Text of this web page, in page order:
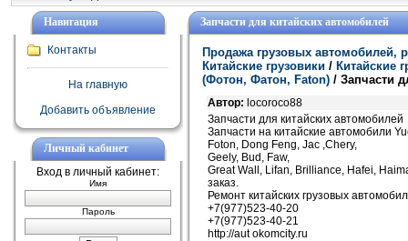
Навигация
Контакты
На главную
Добавить объявление
Личный кабинет
Вход в личный кабинет:
Имя
Пароль
Запчасти для китайских автомобилей
Продажа грузовых автомобилей,
Китайские грузовики / Китайские
(Фотон, Фатон, Faton) / Запчасти
Автор: locoroco88
Запчасти для китайских автомобилей
Запчасти на китайские автомобили
Foton, Dong Feng, Jac ,Chery,
Geely, Bud, Faw,
Great Wall, Lifan, Brilliance, Hafei,
заказ.
Ремонт китайских грузовых
+7(977)523-40-20
+7(977)523-40-21
http://aut okomcity.ru